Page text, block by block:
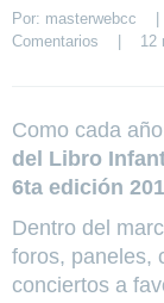
Por: masterwebcc |
Comentarios
| 12
Como cada
del Libro
6ta edición
Dentro del
foros, paneles,
conciertos a